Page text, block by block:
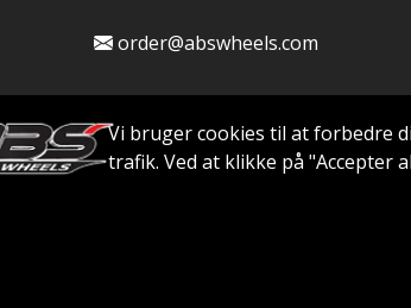
Vi bruger cookies til at forbedre
trafik. Ved at klikke på "Accepter
order@abswheels.com